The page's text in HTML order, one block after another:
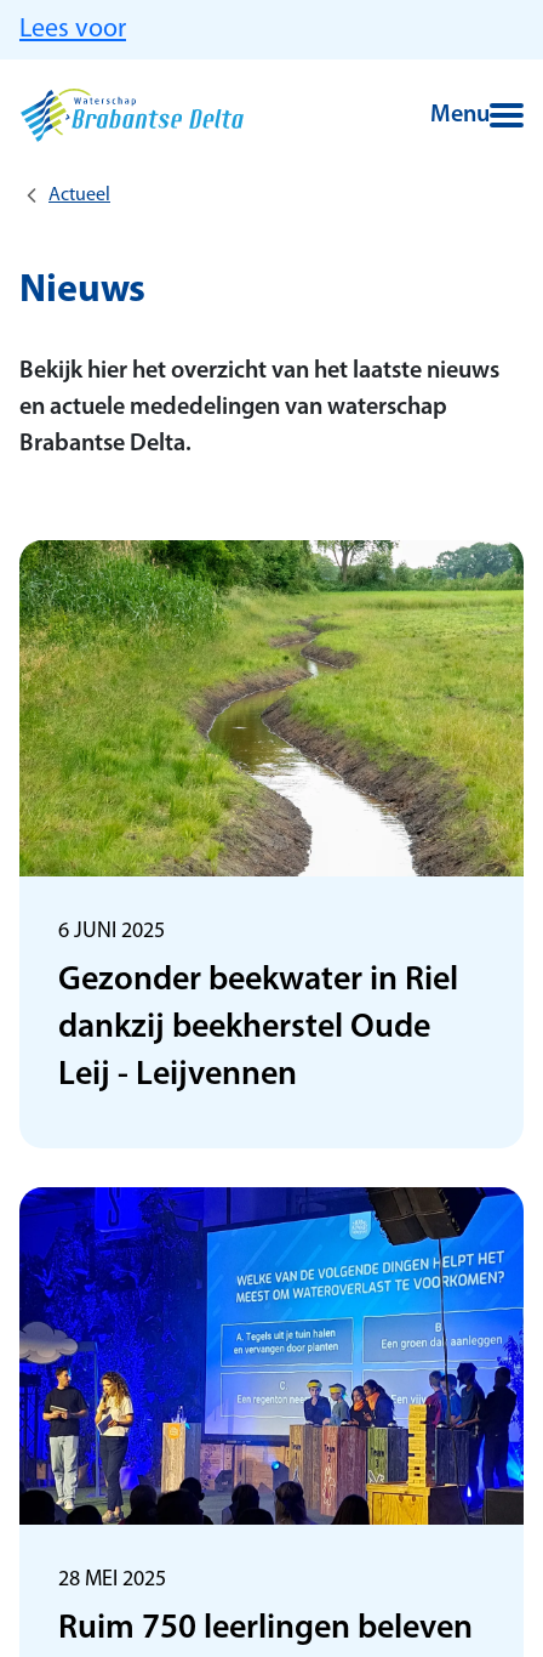
Ga naar hoofdinhoud
Lees voor
Menu
Actueel
Nieuws
Bekijk hier het overzicht van het laatste nieuws
en actuele mededelingen van waterschap
Brabantse Delta.
Gezonder beekwater in Riel
dankzij beekherstel Oude
Leij - Leijvennen
6 JUNI 2025
Ruim 750 leerlingen beleven
28 MEI 2025